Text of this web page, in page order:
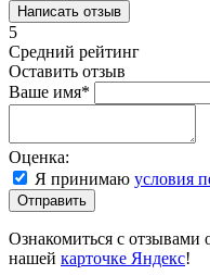
Написать отзыв
5
Средний рейтинг
Оставить отзыв
Ваше имя*
Оценка:
Я принимаю условия
Отправить
Ознакомиться с
нашей карточке Яндекс!